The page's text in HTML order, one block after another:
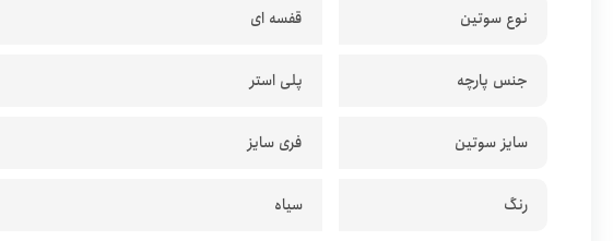
نوع سوتین قفسه ای
جنس پارچه پلی استر
سایز سوتین فری سایز
رنگ سیاه